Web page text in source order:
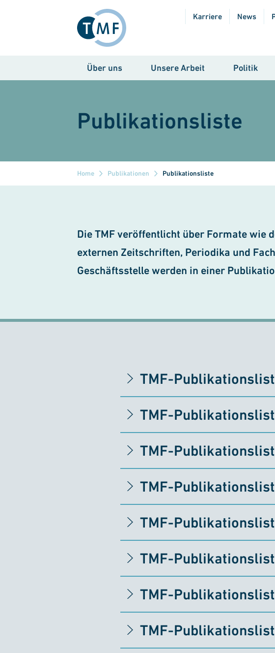
Karriere News
Über uns Unsere Arbeit Politik
Publikationsliste
Home Publikationen Publikationsliste
Die TMF veröffentlicht über Formate wie
externen Zeitschriften, Periodika und
Geschäftsstelle werden in einer
TMF-
TMF-
TMF-
TMF-
TMF-
TMF-
TMF-
TMF-